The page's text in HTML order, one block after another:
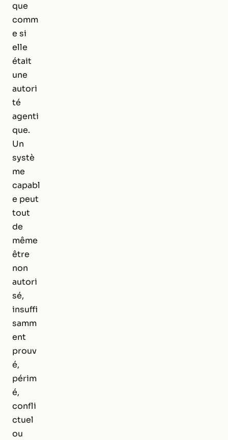
que
comm
e si
elle
était
une
autori
té
agenti
que.
Un
systè
me
capabl
e peut
tout
de
même
être
non
autori
sé,
insuffi
samm
ent
prouv
é,
périm
é,
confli
ctuel
ou